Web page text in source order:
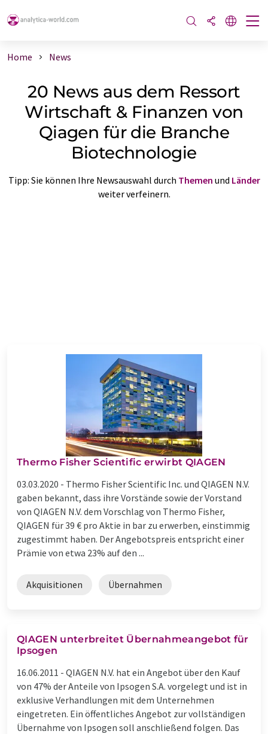
Home News
20 News aus dem Ressort
Wirtschaft & Finanzen von
Qiagen für die Branche
Biotechnologie
Tipp: Sie können Ihre Newsauswahl durch Themen und Länder
weiter verfeinern.
Thermo Fisher Scientific erwirbt QIAGEN
03.03.2020 - Thermo Fisher Scientific Inc. und QIAGEN N.V.
gaben bekannt, dass ihre Vorstände sowie der Vorstand
von QIAGEN N.V. dem Vorschlag von Thermo Fisher,
QIAGEN für 39 € pro Aktie in bar zu erwerben, einstimmig
zugestimmt haben. Der Angebotspreis entspricht einer
Prämie von etwa 23% auf den ...
Akquisitionen Übernahmen
QIAGEN unterbreitet Übernahmeangebot für
Ipsogen
16.06.2011 - QIAGEN N.V. hat ein Angebot über den Kauf
von 47% der Anteile von Ipsogen S.A. vorgelegt und ist in
exklusive Verhandlungen mit dem Unternehmen
eingetreten. Ein öffentliches Angebot zur vollständigen
Übernahme von Ipsogen soll anschließend folgen. Das